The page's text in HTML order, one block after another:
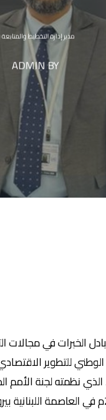
مدير إدارة التخطيط
BY
ADMIN
الخبرات في
للتطوير
نظمته لجنة الأمم